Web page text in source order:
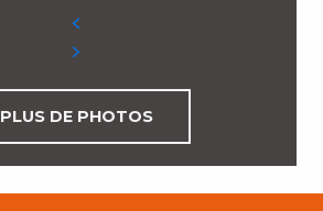
PLUS DE PHOTOS